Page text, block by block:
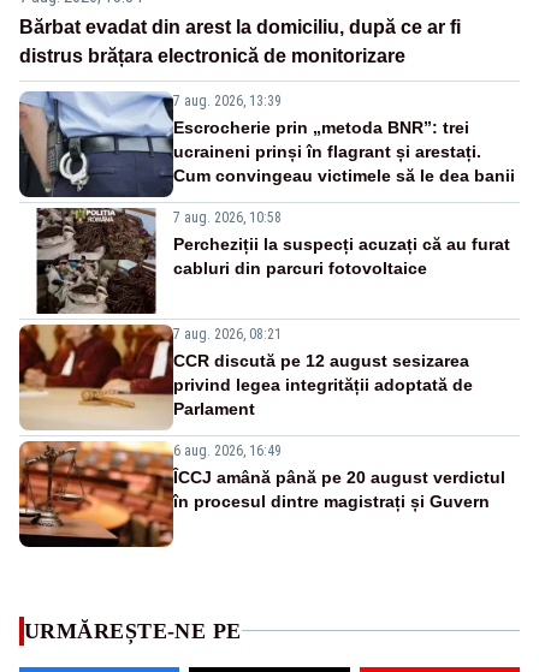
Bărbat evadat din arest la domiciliu, după ce ar fi
distrus brățara electronică de monitorizare
7 aug. 2026, 13:39
Escrocherie prin „metoda BNR”: trei
ucraineni prinși în flagrant și arestați.
Cum convingeau victimele să le dea banii
7 aug. 2026, 10:58
Percheziții la suspecți acuzați că au furat
cabluri din parcuri fotovoltaice
7 aug. 2026, 08:21
CCR discută pe 12 august sesizarea
privind legea integrității adoptată de
Parlament
6 aug. 2026, 16:49
ÎCCJ amână până pe 20 august verdictul
în procesul dintre magistrați și Guvern
URMĂREȘTE-NE PE